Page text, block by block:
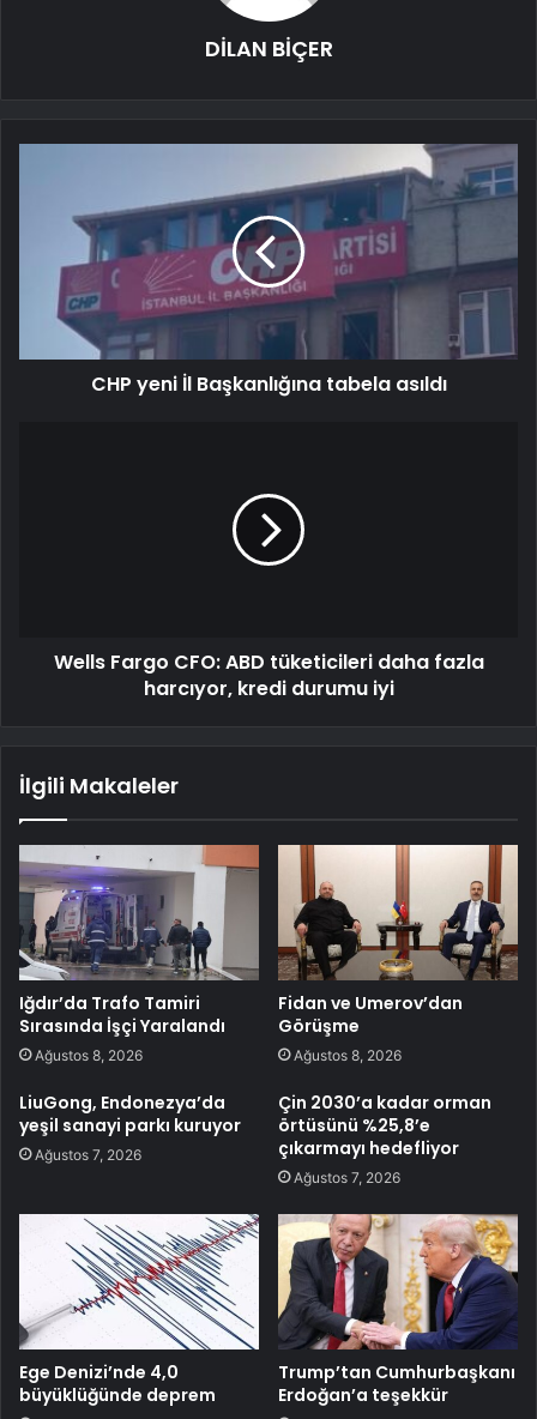
DİLAN BİÇER
CHP yeni İl Başkanlığına tabela asıldı
Wells Fargo CFO: ABD tüketicileri daha fazla
harcıyor, kredi durumu iyi
İlgili Makaleler
Iğdır’da Trafo Tamiri
Sırasında İşçi Yaralandı
Ağustos 8, 2026
Fidan ve Umerov’dan
Görüşme
Ağustos 8, 2026
LiuGong, Endonezya’da
yeşil sanayi parkı kuruyor
Ağustos 7, 2026
Çin 2030’a kadar orman
örtüsünü %25,8’e
çıkarmayı hedefliyor
Ağustos 7, 2026
Ege Denizi’nde 4,0
büyüklüğünde deprem
Trump’tan Cumhurbaşkanı
Erdoğan’a teşekkür